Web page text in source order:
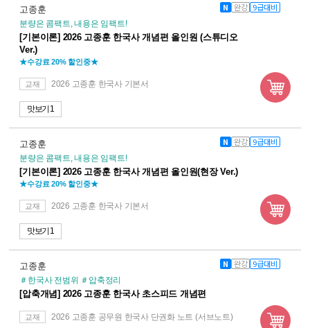
고종훈 N 완강 9급대비
분량은 콤팩트, 내용은 임팩트!
[기본이론] 2026 고종훈 한국사 개념편 올인원 (스튜디오
Ver.)
★수강료 20% 할인중★
교재 2026 고종훈 한국사 기본서
맛보기 1
고종훈 N 완강 9급대비
분량은 콤팩트, 내용은 임팩트!
[기본이론] 2026 고종훈 한국사 개념편 올인원(현장 Ver.)
★수강료 20% 할인중★
교재 2026 고종훈 한국사 기본서
맛보기 1
고종훈 N 완강 9급대비
＃한국사 전범위 ＃압축정리
[압축개념] 2026 고종훈 한국사 초스피드 개념편
교재 2026 고종훈 공무원 한국사 단권화 노트 (서브노트)